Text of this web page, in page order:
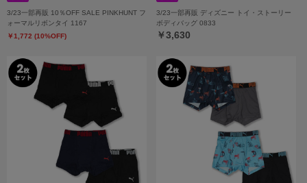
3/23一部再販 10％OFF SALE PINKHUNT フ
ォーマルリボンタイ 1167
￥1,772 (10%OFF)
3/23一部再販 ディズニー トイ・ストーリー
ボディバッグ 0833
￥3,630